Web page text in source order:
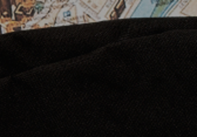
moving